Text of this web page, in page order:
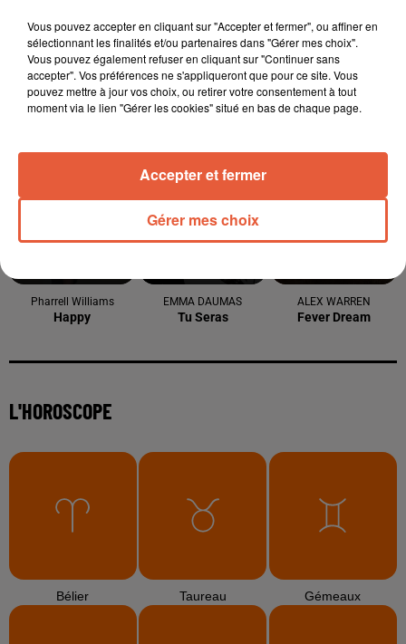
TITRES DIFFUSÉS
Pharrell Williams
Happy
17h09
17h09
EMMA DAUMAS
Tu Seras
ALEX WARREN
Fever Dream
L'HOROSCOPE
Bélier Taureau Gémeaux
Vous pouvez accepter en cliquant sur "Accepter et fermer", ou affiner en
sélectionnant les finalités et/ou partenaires dans "Gérer mes choix".
Vous pouvez également refuser en cliquant sur "Continuer sans
accepter". Vos préférences ne s'appliqueront que pour ce site. Vous
pouvez mettre à jour vos choix, ou retirer votre consentement à tout
moment via le lien "Gérer les cookies" situé en bas de chaque page.
Gérer mes choix
Accepter et fermer